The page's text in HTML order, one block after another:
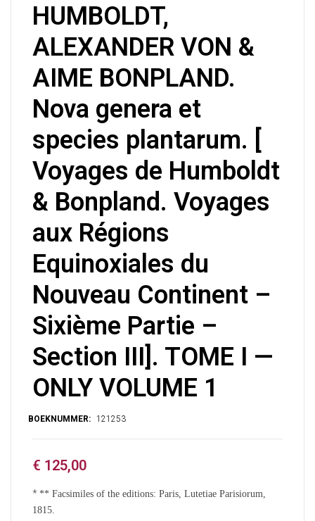
HUMBOLDT,
ALEXANDER VON &
AIME BONPLAND.
Nova genera et
species plantarum. [
Voyages de Humboldt
& Bonpland. Voyages
aux Régions
Equinoxiales du
Nouveau Continent –
Sixième Partie –
Section III]. TOME I —
ONLY VOLUME 1
€ 125,00
* ** Facsimiles of the editions: Paris, Lutetiae Parisiorum,
1815.